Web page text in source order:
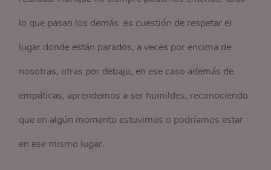
lo que pasan los demás es cuestión de respetar el
lugar donde están parados, a veces por encima de
nosotras, otras por debajo, en ese caso además de
empáticas, aprendemos a ser humildes, reconociendo
que en algún momento estuvimos o podríamos estar
en ese mismo lugar.